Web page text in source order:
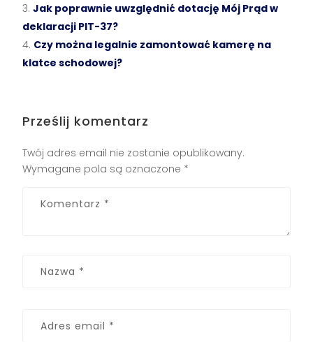
Jak poprawnie uwzględnić dotację Mój Prąd w
deklaracji PIT-37?
Czy można legalnie zamontować kamerę na
klatce schodowej?
Prześlij komentarz
Twój adres email nie zostanie opublikowany.
Wymagane pola są oznaczone *